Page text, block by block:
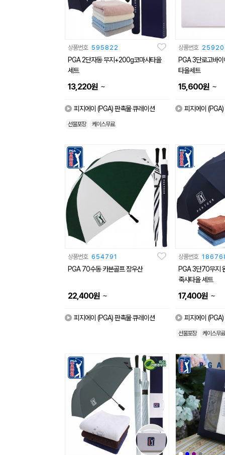
상품번호 595822
PGA 2단자동 무지+200g코마사타올
세트
13,220원 ~
피지에이 (PGA) 판촉물 큐레이션
선물포장 케이스무료
상품번호
PGA 3단로고바
타올세트
15,600원 ~
피지에이
상품번호 654791
PGA 70수동 카본골프 장우산
22,400원 ~
피지에이 (PGA) 판촉물 큐레이션
상품번호
PGA 3단70무지
죽사타올 세트
17,400원 ~
피지에이
선물포장 케이스무료